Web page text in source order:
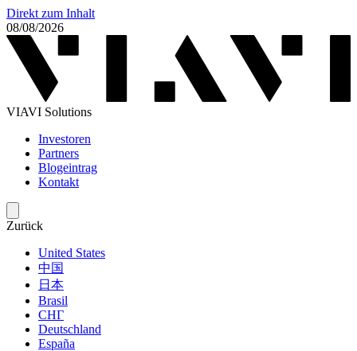
Direkt zum Inhalt
08/08/2026
VIAVI Solutions
Investoren
Partners
Blogeintrag
Kontakt
Zurück
United States
中国
日本
Brasil
СНГ
Deutschland
España